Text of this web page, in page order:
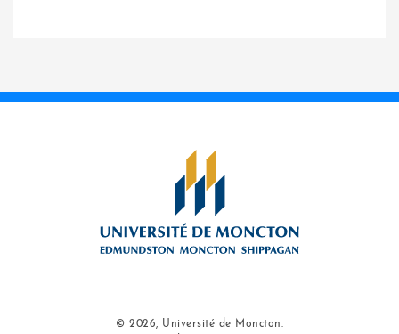
© 2026, Université de Moncton.